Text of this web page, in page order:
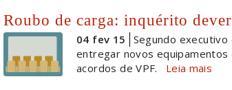
Roubo de carga: inquérito
04 fev 15
Segundo
entregar novos
acordos de VPF.
Leia mais